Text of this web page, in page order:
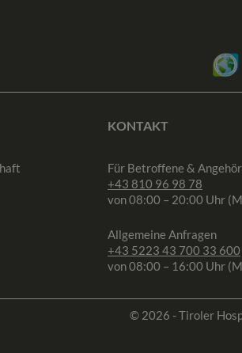
KONTAKT
Für Betroffene &
+43 810 96 98 78
von 08:00 – 20:00 Uhr
Allgemeine Anfragen
+43 5223 43 700 33 600
von 08:00 – 16:00 Uhr
© 2026 - Tiroler